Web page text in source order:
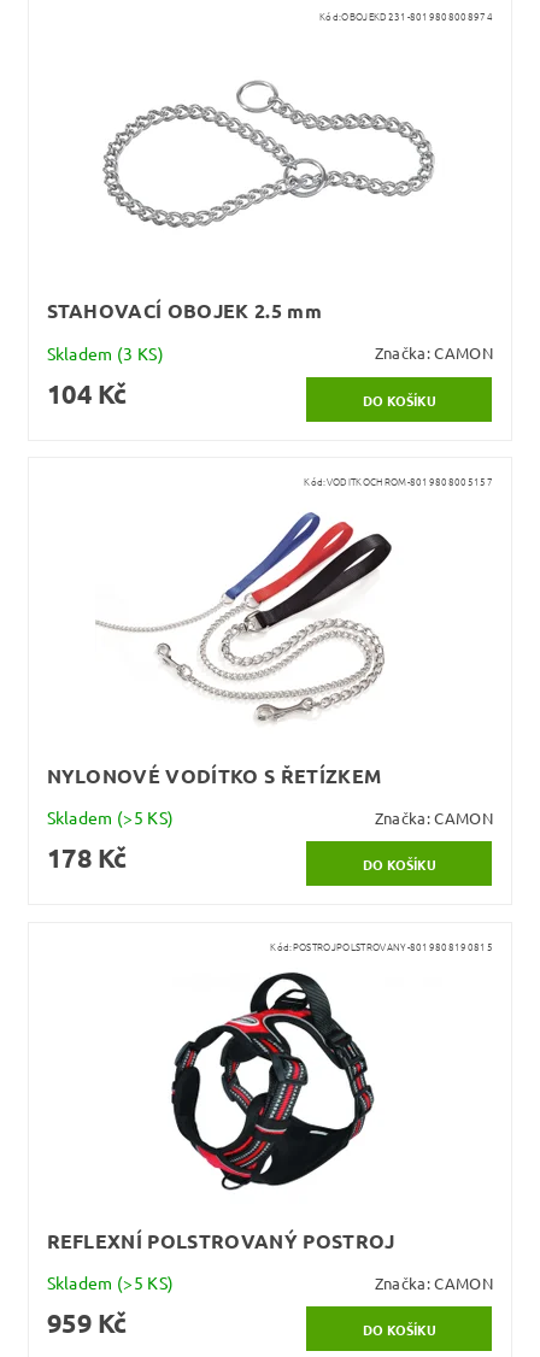
Kód:OBOJEKD231-8019808008974
STAHOVACÍ OBOJEK 2.5 mm
Skladem (3 KS) Značka:CAMON
104 Kč
Kód:VODITKOCHROM-8019808005157
NYLONOVÉ VODÍTKO S ŘETÍZKEM
Skladem (>5 KS) Značka:CAMON
178 Kč
Kód:POSTROJPOLSTROVANY-8019808190815
REFLEXNÍ POLSTROVANÝ POSTROJ
Skladem (>5 KS) Značka:CAMON
959 Kč